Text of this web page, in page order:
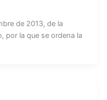
de 2013, de la
por la que se ordena la